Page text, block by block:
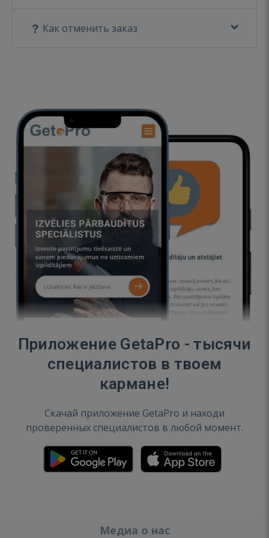
Как отменить заказ
Приложение GetaPro - тысячи
специалистов в твоем
кармане!
Скачай приложение GetaPro и находи
проверенных специалистов в любой момент.
Медиа о нас